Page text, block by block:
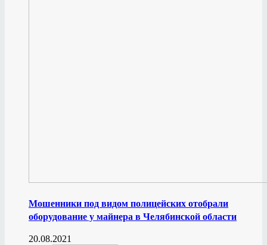
Мошенники под видом полицейских отобрали
оборудование у майнера в Челябинской области
20.08.2021